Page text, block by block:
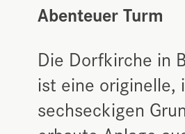
Abenteuer Turm
Die Dorfkirche in
ist eine originelle,
sechseckigen